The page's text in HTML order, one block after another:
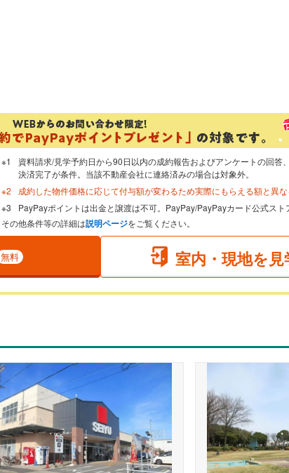
資料請求/見学予約日から90日以内の成約報告およびアンケートの回答
決済完了が条件。当該不動産会社に連絡済みの場合は対象外。
成約した物件価格に応じて付与額が変わるため実際にもらえる額と異な
PayPayポイントは出金と譲渡は不可。PayPay/PayPayカード公式スト
その他条件等の詳細は説明ページをご覧ください。
無料 室内・現地を見